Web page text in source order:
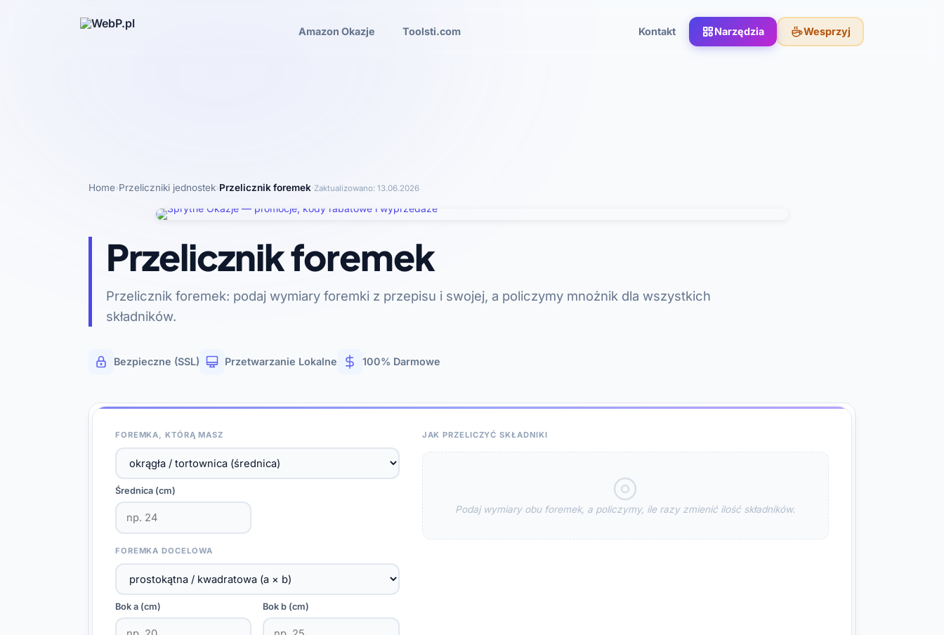
Amazon Okazje Toolsti.com Kontakt Narzędzia Wesprzyj
Home›Przeliczniki jednostek›Przelicznik foremek·Zaktualizowano: 13.06.2026
Przelicznik foremek
Przelicznik foremek: podaj wymiary foremki z przepisu i swojej, a policzymy mnożnik dla wszystkich
składników.
Bezpieczne (SSL) Przetwarzanie Lokalne 100% Darmowe
FOREMKA, KTÓRĄ MASZ
Średnica (cm)
FOREMKA DOCELOWA
Bok a (cm) Bok b (cm)
JAK PRZELICZYĆ SKŁADNIKI
Podaj wymiary obu foremek, a policzymy, ile razy zmienić ilość składników.